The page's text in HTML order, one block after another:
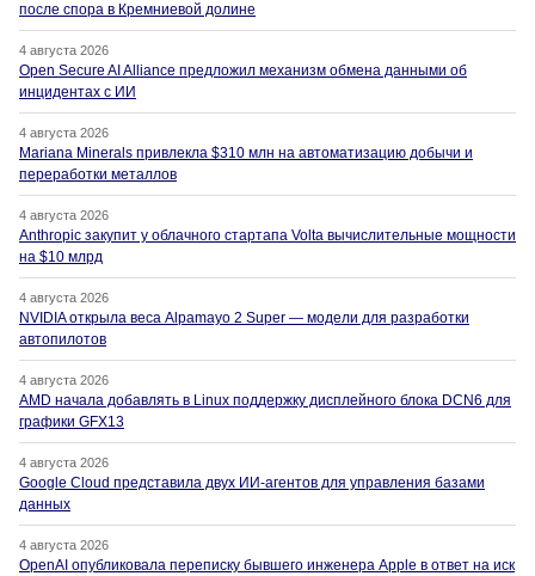
после спора в Кремниевой долине
4 августа 2026
Open Secure AI Alliance предложил механизм обмена данными об
инцидентах с ИИ
4 августа 2026
Mariana Minerals привлекла $310 млн на автоматизацию добычи и
переработки металлов
4 августа 2026
Anthropic закупит у облачного стартапа Volta вычислительные мощности
на $10 млрд
4 августа 2026
NVIDIA открыла веса Alpamayo 2 Super — модели для разработки
автопилотов
4 августа 2026
AMD начала добавлять в Linux поддержку дисплейного блока DCN6 для
графики GFX13
4 августа 2026
Google Cloud представила двух ИИ-агентов для управления базами
данных
4 августа 2026
OpenAI опубликовала переписку бывшего инженера Apple в ответ на иск